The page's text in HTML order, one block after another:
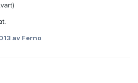
av Ferno